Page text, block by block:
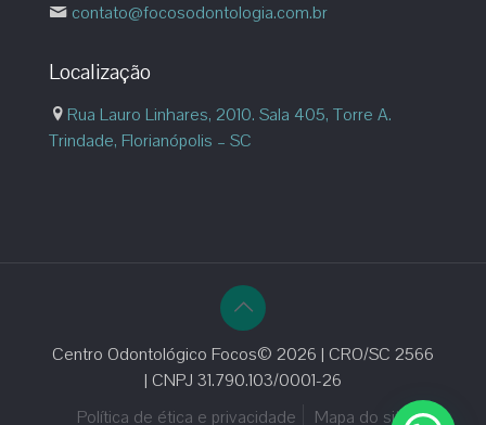
contato@focosodontologia.com.br
Localização
Rua Lauro Linhares, 2010. Sala 405, Torre A.
Trindade, Florianópolis – SC
Centro Odontológico Focos© 2026 | CRO/SC 2566
| CNPJ 31.790.103/0001-26
Política de ética e privacidade
Mapa do site